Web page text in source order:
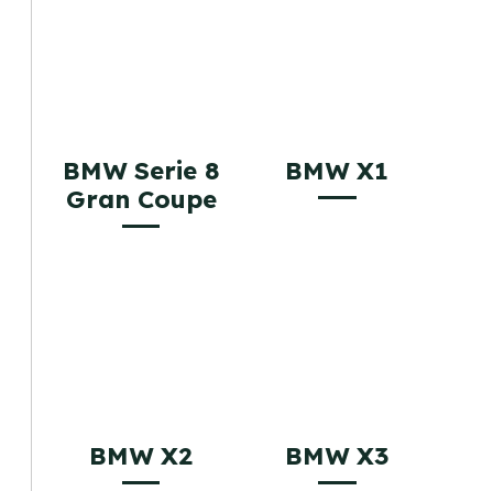
BMW Serie 8
Gran Coupe
BMW X1
BMW X2 BMW X3